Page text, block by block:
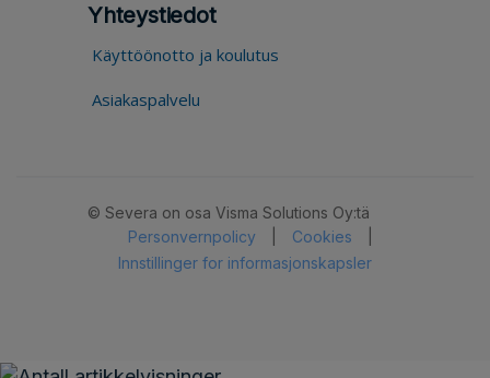
Yhteystiedot
Käyttöönotto ja koulutus
Asiakaspalvelu
© Severa on osa Visma Solutions Oy:tä
Personvernpolicy
Cookies
Innstillinger for informasjonskapsler